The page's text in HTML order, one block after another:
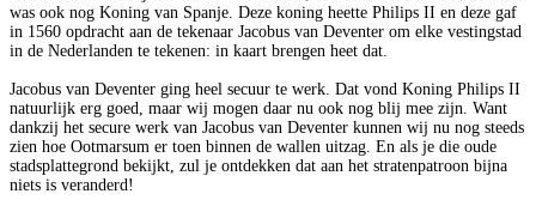
was ook nog Koning van Spanje. Deze koning heette Philips II en deze gaf
in 1560 opdracht aan de tekenaar Jacobus van Deventer om elke vestingstad
in de Nederlanden te tekenen: in kaart brengen heet dat.
Jacobus van Deventer ging heel secuur te werk. Dat vond Koning Philips II
natuurlijk erg goed, maar wij mogen daar nu ook nog blij mee zijn. Want
dankzij het secure werk van Jacobus van Deventer kunnen wij nu nog steeds
zien hoe Ootmarsum er toen binnen de wallen uitzag. En als je die oude
stadsplattegrond bekijkt, zul je ontdekken dat aan het stratenpatroon bijna
niets is veranderd!